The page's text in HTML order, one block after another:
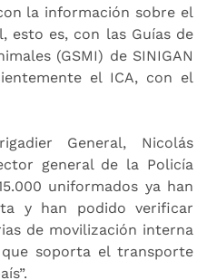
la información sobre el
esto es, con las Guías de
(GSMI) de SINIGAN
el ICA, con el
General, Nicolás
general de la Policía
uniformados ya han
y han podido verificar
de movilización interna
soporta el transporte